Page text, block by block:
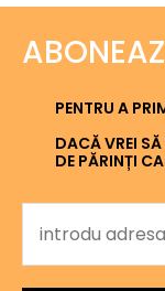
PENTRU A
DACĂ VREI
DE PĂRINȚI